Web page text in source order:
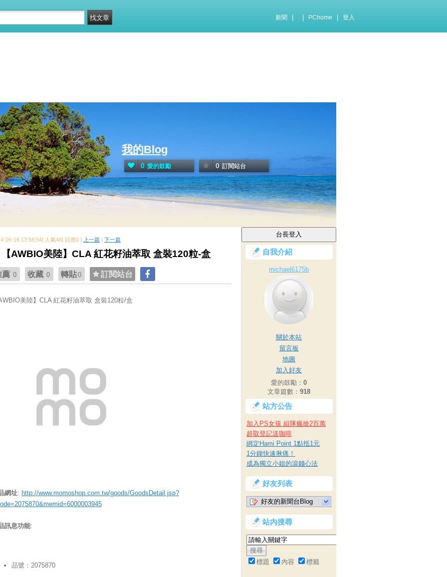
新聞 PChome 登入
我的Blog
0 愛的鼓勵 0 訂閱站台
06-16 13:58:54| 人氣48| 回應0 | 上一篇 | 下一篇
【AWBIO美陸】CLA 紅花籽油萃取 盒裝120粒-盒
薦 0 收藏 0 轉貼0 訂閱站台
AWBIO美陸】CLA 紅花籽油萃取 盒裝120粒/盒
網址: http://www.momoshop.com.tw/goods/GoodsDetail.jsp?
訊息功能:
品號：2075870
自我介紹
michael6175b
關於本站
留言板
地圖
加入好友
愛的鼓勵： 0
文章篇數： 918
站方公告
加入PS女孩 組隊瘋搶2百萬
超取登記送咖啡
綁定Hami Point 1點抵1元
1分鐘快速揪痛！
成為獨立小姐的滾錢心法
好友列表
好友的新聞台Blog
站內搜尋
標題 內容 標籤